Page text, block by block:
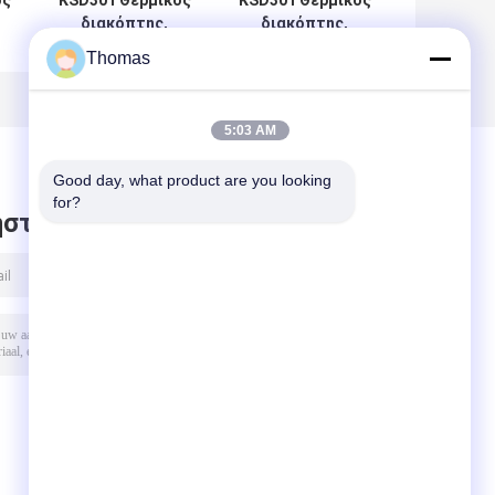
διακόπτης,
M5*0.8*6,
Εγχειριτική
επαναφορά, για
διακόπτης,
επαναφορά, για
έλεγχο της
θερμοκρασίας
μήνυμα
Thomas
5:03 AM
Good day, what product are you looking
for?